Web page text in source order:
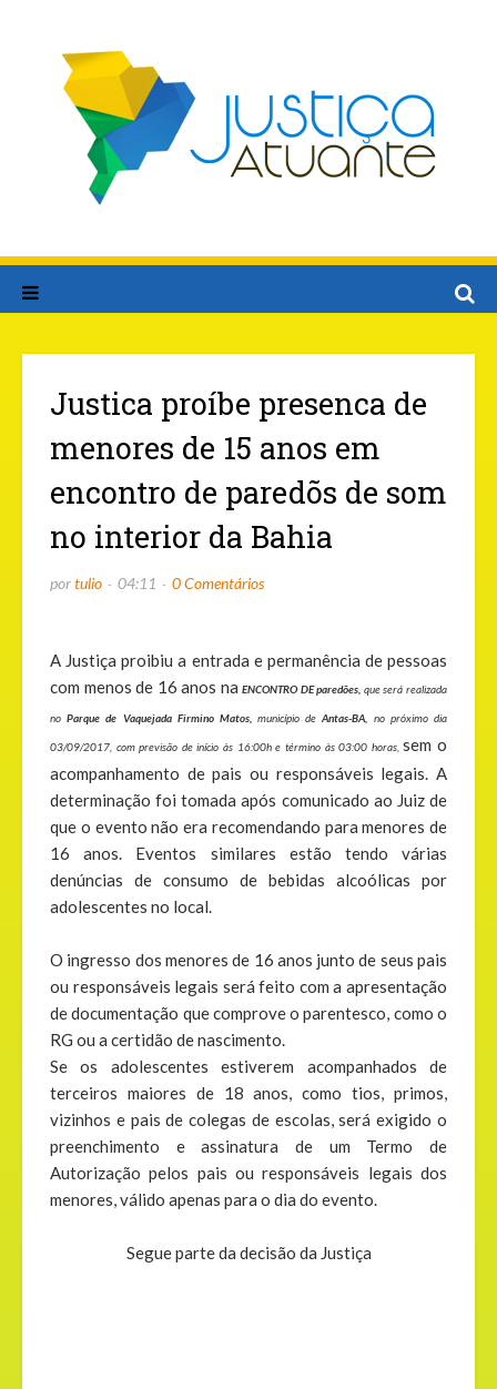
Justica proíbe presenca de
menores de 15 anos em
encontro de paredõs de som
no interior da Bahia
portulio 04:11 0 Comentários
A Justiça proibiu a entrada e permanência de pessoas
com menos de 16 anos naENCONTRO DE paredões, que será realizada
noParque de Vaquejada Firmino Matos, município de Antas-BA, no próximo dia
03/09/2017, com previsão de início às 16:00h e término às 03:00 horas,sem o
acompanhamento de pais ou responsáveis legais. A
determinação foi tomada após comunicado ao Juiz de
que o evento não era recomendando para menores de
16 anos. Eventos similares estão tendo várias
denúncias de consumo de bebidas alcoólicas por
adolescentes no local.
O ingresso dos menores de 16 anos junto de seus pais
ou responsáveis legais será feito com a apresentação
de documentação que comprove o parentesco, como o
RG ou a certidão de nascimento.
Se os adolescentes estiverem acompanhados de
terceiros maiores de 18 anos, como tios, primos,
vizinhos e pais de colegas de escolas, será exigido o
preenchimento e assinatura de um Termo de
Autorização pelos pais ou responsáveis legais dos
menores, válido apenas para o dia do evento.
Segue parte da decisão da Justiça